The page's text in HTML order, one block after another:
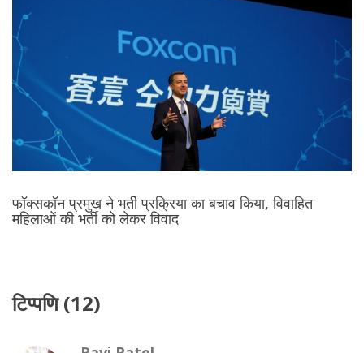
फॉक्सकॉन प्रमुख ने भर्ती प्रक्रिया का बचाव किया, विवाहित
महिलाओं की भर्ती को लेकर विवाद
टिप्पणि (12)